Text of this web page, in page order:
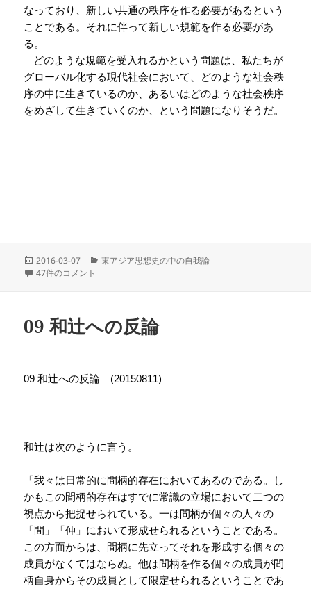
なっており、新しい共通の秩序を作る必要があるという
ことである。それに伴って新しい規範を作る必要があ
る。
どのような規範を受入れるかという問題は、私たちが
グローバル化する現代社会において、どのような社会秩
序の中に生きているのか、あるいはどのような社会秩序
をめざして生きていくのか、という問題になりそうだ。
投
稿
2016-03-07
カ
東アジア思想史の中の自我論
10 和辻からの予想される応答 への
47件のコメント
09 和辻への反論
09和辻への反論 (20150811)
和辻は次のように言う。
「我々は日常的に間柄的存在においてあるのである。し
かもこの間柄的存在はすでに常識の立場において二つの
視点から把捉せられている。一は間柄が個々の人々の
「間」「仲」において形成せられるということである。
この方面からは、間柄に先立ってそれを形成する個々の
成員がなくてはならぬ。他は間柄を作る個々の成員が間
柄自身からその成員として限定せられるということであ